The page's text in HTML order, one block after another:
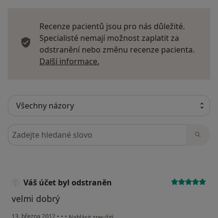
Recenze pacientů jsou pro nás důležité.
Specialisté nemají možnost zaplatit za
odstranění nebo změnu recenze pacienta.
Další informace.
Hledejte v názorech
Váš účet byl odstraněn
velmi dobrý
podle názoru uživatele Váš účet byl odstraněn